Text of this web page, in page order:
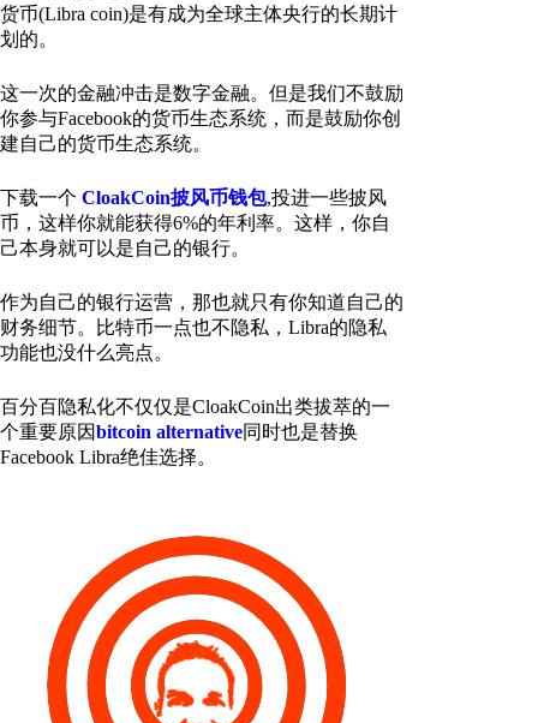
货币(Libra coin)是有成为全球主体央行的长期计
划的。
这一次的金融冲击是数字金融。但是我们不鼓励
你参与Facebook的货币生态系统，而是鼓励你创
建自己的货币生态系统。
下载一个 CloakCoin披风币钱包,投进一些披风
币，这样你就能获得6%的年利率。这样，你自
己本身就可以是自己的银行。
作为自己的银行运营，那也就只有你知道自己的
财务细节。比特币一点也不隐私，Libra的隐私
功能也没什么亮点。
百分百隐私化不仅仅是CloakCoin出类拔萃的一
个重要原因bitcoin alternative同时也是替换
Facebook Libra绝佳选择。